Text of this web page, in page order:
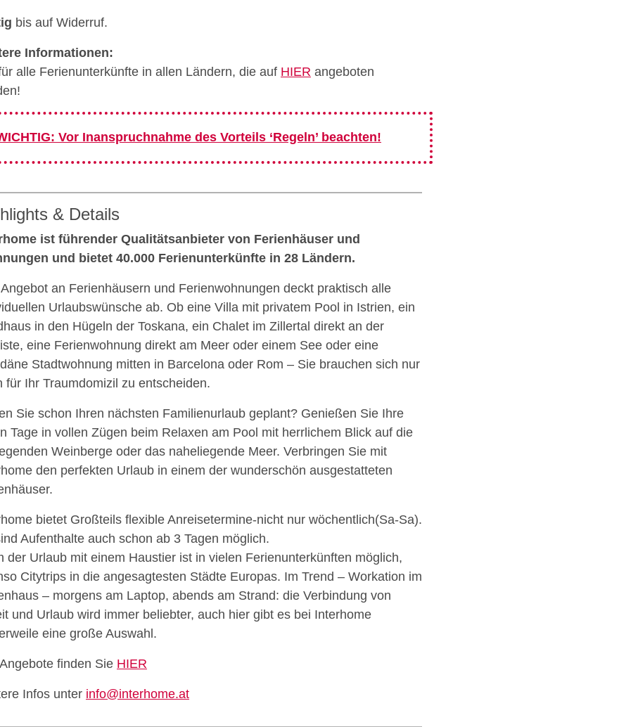
bis auf Widerruf.
Informationen:
alle Ferienunterkünfte in allen Ländern, die auf HIER angeboten
Vor Inanspruchnahme des Vorteils ‘Regeln’ beachten!
& Details
ist führender Qualitätsanbieter von Ferienhäuser und
und bietet 40.000 Ferienunterkünfte in 28 Ländern.
an Ferienhäusern und Ferienwohnungen deckt praktisch alle
Urlaubswünsche ab. Ob eine Villa mit privatem Pool in Istrien, ein
in den Hügeln der Toskana, ein Chalet im Zillertal direkt an der
eine Ferienwohnung direkt am Meer oder einem See oder eine
Stadtwohnung mitten in Barcelona oder Rom – Sie brauchen sich nur
für Ihr Traumdomizil zu entscheiden.
Sie schon Ihren nächsten Familienurlaub geplant? Genießen Sie Ihre
Tage in vollen Zügen beim Relaxen am Pool mit herrlichem Blick auf die
Weinberge oder das naheliegende Meer. Verbringen Sie mit
den perfekten Urlaub in einem der wunderschön ausgestatteten
bietet Großteils flexible Anreisetermine-nicht nur wöchentlich(Sa-Sa).
Aufenthalte auch schon ab 3 Tagen möglich.
der Urlaub mit einem Haustier ist in vielen Ferienunterkünften möglich,
Citytrips in die angesagtesten Städte Europas. Im Trend – Workation im
– morgens am Laptop, abends am Strand: die Verbindung von
und Urlaub wird immer beliebter, auch hier gibt es bei Interhome
eine große Auswahl.
finden Sie HIER
Infos unter info@interhome.at